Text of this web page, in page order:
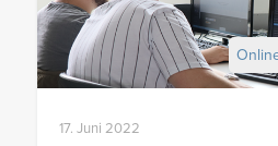
17. Juni 2022